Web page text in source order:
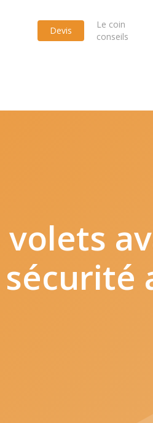
Devis
Le coin
conseils
volets
sécurité